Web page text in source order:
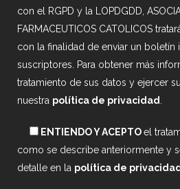
con el RGPD y la LOPDGDD,
FARMACEUTICOS CATOLICOS
con la finalidad de enviar un boletín
suscriptores. Para obtener más
tratamiento de sus datos y ejercer
nuestra política de privacidad
ENTIENDO Y ACEPTOel
como se describe anteriormente y
detalle en la política de privacidad